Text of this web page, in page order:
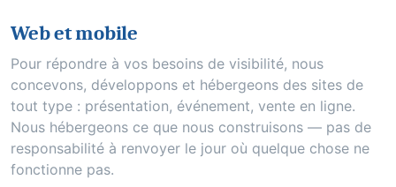
Web et mobile
Pour répondre à vos besoins de visibilité, nous
concevons, développons et hébergeons des sites de
tout type : présentation, événement, vente en ligne.
Nous hébergeons ce que nous construisons — pas de
responsabilité à renvoyer le jour où quelque chose ne
fonctionne pas.